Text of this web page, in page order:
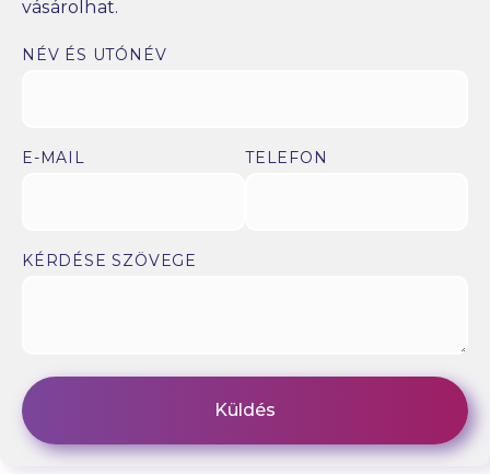
vásárolhat.
NÉV ÉS UTÓNÉV
E-MAIL TELEFON
KÉRDÉSE SZÖVEGE